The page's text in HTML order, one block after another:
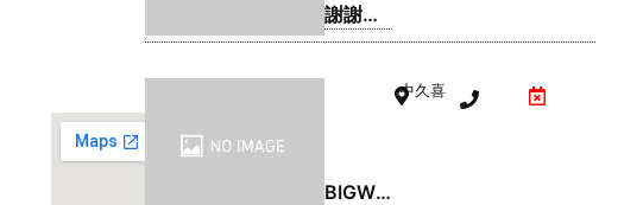
謝謝珍
珠 | シ
BIGWO
中久喜